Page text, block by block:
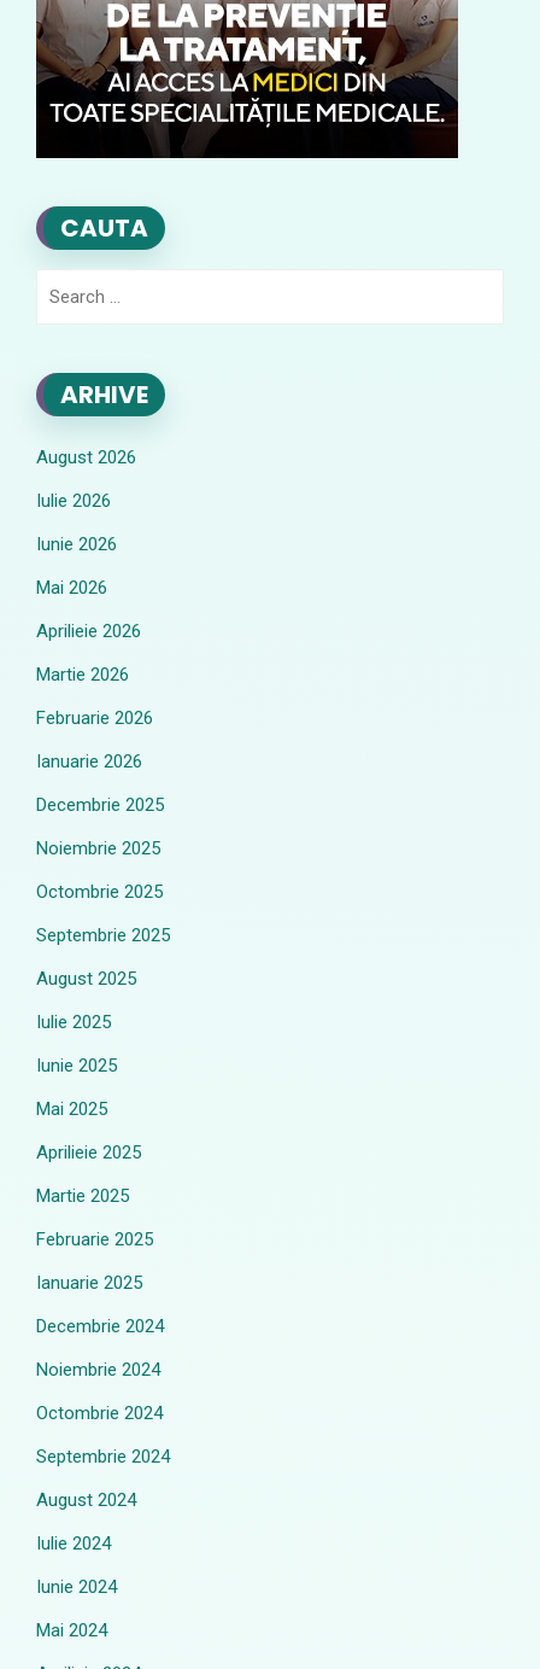
CAUTA
ARHIVE
August 2026
Iulie 2026
Iunie 2026
Mai 2026
Aprilieie 2026
Martie 2026
Februarie 2026
Ianuarie 2026
Decembrie 2025
Noiembrie 2025
Octombrie 2025
Septembrie 2025
August 2025
Iulie 2025
Iunie 2025
Mai 2025
Aprilieie 2025
Martie 2025
Februarie 2025
Ianuarie 2025
Decembrie 2024
Noiembrie 2024
Octombrie 2024
Septembrie 2024
August 2024
Iulie 2024
Iunie 2024
Mai 2024